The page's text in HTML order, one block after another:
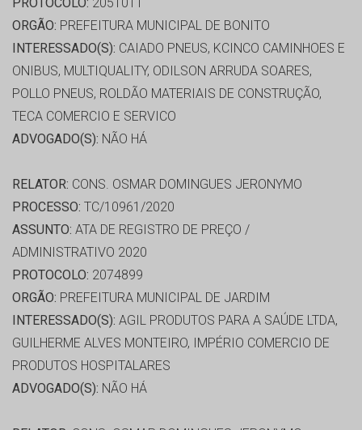
PROTOCOLO: 2051011
ORGÃO: PREFEITURA MUNICIPAL DE BONITO
INTERESSADO(S): CAIADO PNEUS, KCINCO CAMINHOES E
ONIBUS, MULTIQUALITY, ODILSON ARRUDA SOARES,
POLLO PNEUS, ROLDÃO MATERIAIS DE CONSTRUÇÃO,
TECA COMERCIO E SERVICO
ADVOGADO(S): NÃO HÁ
RELATOR: CONS. OSMAR DOMINGUES JERONYMO
PROCESSO: TC/10961/2020
ASSUNTO: ATA DE REGISTRO DE PREÇO /
ADMINISTRATIVO 2020
PROTOCOLO: 2074899
ORGÃO: PREFEITURA MUNICIPAL DE JARDIM
INTERESSADO(S): AGIL PRODUTOS PARA A SAÚDE LTDA,
GUILHERME ALVES MONTEIRO, IMPÉRIO COMERCIO DE
PRODUTOS HOSPITALARES
ADVOGADO(S): NÃO HÁ